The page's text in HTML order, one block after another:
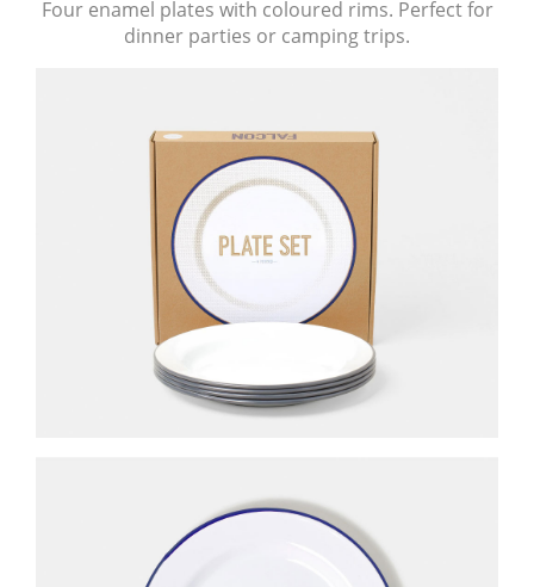
Four enamel plates with coloured rims. Perfect for
dinner parties or camping trips.